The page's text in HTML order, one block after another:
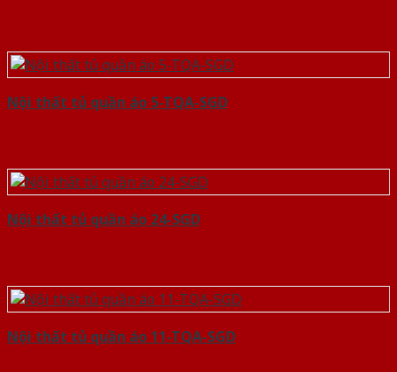
Nội thất tủ quần áo 5-TQA-SGD
Nội thất tủ quần áo 24-SGD
Nội thất tủ quần áo 11-TQA-SGD